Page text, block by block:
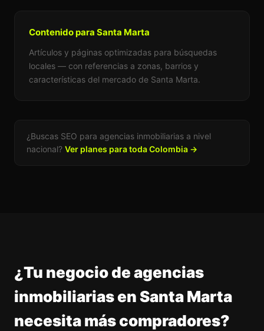
Contenido para Santa Marta
Artículos y páginas optimizadas para búsquedas
locales — con referencias a zonas, barrios y
características del mercado de Santa Marta.
¿Buscas SEO para agencias inmobiliarias a nivel
nacional? Ver planes para toda Colombia →
¿Tu negocio de agencias
inmobiliarias en Santa Marta
necesita más compradores?